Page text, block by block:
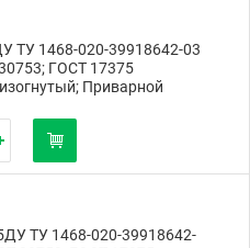
ТУ 1468-020-39918642-03
ГОСТ 17375
Приварной
ТУ 1468-020-39918642-